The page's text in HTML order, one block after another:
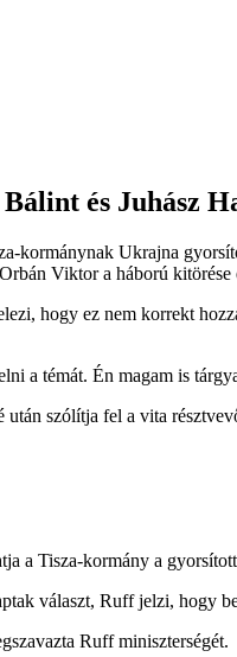
és Juhász
kormánynak Ukrajna
Viktor a háború
hogy ez nem korrekt
a témát. Én magam is
szólítja fel a vita
a Tisza-kormány a
választ, Ruff jelzi, hogy
Ruff miniszterségét.